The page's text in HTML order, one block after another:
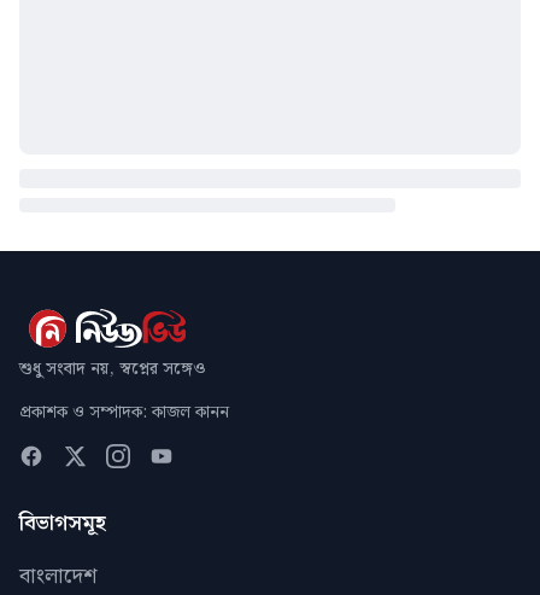
শুধু সংবাদ নয়, স্বপ্নের সঙ্গেও
প্রকাশক ও সম্পাদক: কাজল কানন
বিভাগসমূহ
বাংলাদেশ